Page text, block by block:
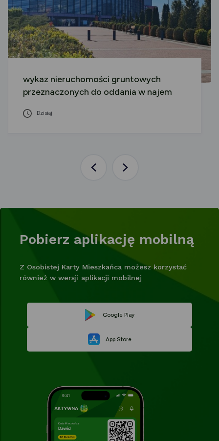
wykaz nieruchomości gruntowych
przeznaczonych do oddania w najem
Dzisiaj
PoprzedniaNastępna
Pobierz aplikację mobilną
Z Osobistej Karty Mieszkańca możesz korzystać
również w wersji aplikacji mobilnej
Google PlayLink
w
App StoreLink
się
w
nowej